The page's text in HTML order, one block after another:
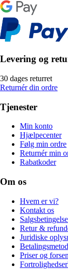
Levering og
30 dages returret
Returnér din ordre
Tjenester
Min konto
Hjælpecenter
Følg min ordre
Returnér min
Rabatkoder
Om os
Hvem er vi?
Kontakt os
Retur &
Juridiske
Priser og